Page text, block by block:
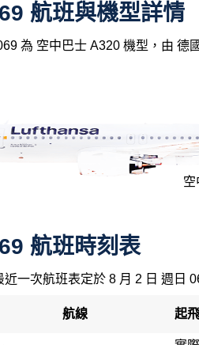
航班與機型詳情
為 空中巴士 A320 機型，由 德
空
航班時刻表
近一次航班表定於 8 月 2 日 週日
航線 起飛